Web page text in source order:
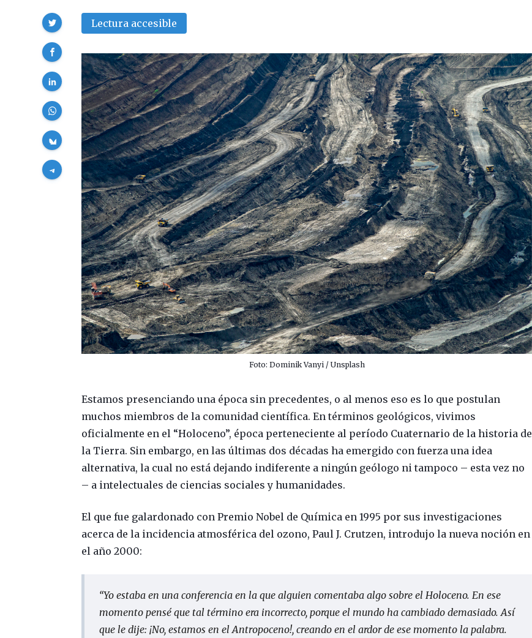
Lectura accesible
Foto: Dominik Vanyi / Unsplash
Estamos presenciando una época sin precedentes, o al menos eso es lo que postulan
muchos miembros de la comunidad científica. En términos geológicos, vivimos
oficialmente en el “Holoceno”, época perteneciente al período Cuaternario de la historia de
la Tierra. Sin embargo, en las últimas dos décadas ha emergido con fuerza una idea
alternativa, la cual no está dejando indiferente a ningún geólogo ni tampoco – esta vez no
– a intelectuales de ciencias sociales y humanidades.
El que fue galardonado con Premio Nobel de Química en 1995 por sus investigaciones
acerca de la incidencia atmosférica del ozono, Paul J. Crutzen, introdujo la nueva noción en
el año 2000:
“Yo estaba en una conferencia en la que alguien comentaba algo sobre el Holoceno. En ese
momento pensé que tal término era incorrecto, porque el mundo ha cambiado demasiado. Así
que le dije: ¡No, estamos en el Antropoceno!, creando en el ardor de ese momento la palabra.
Compartir